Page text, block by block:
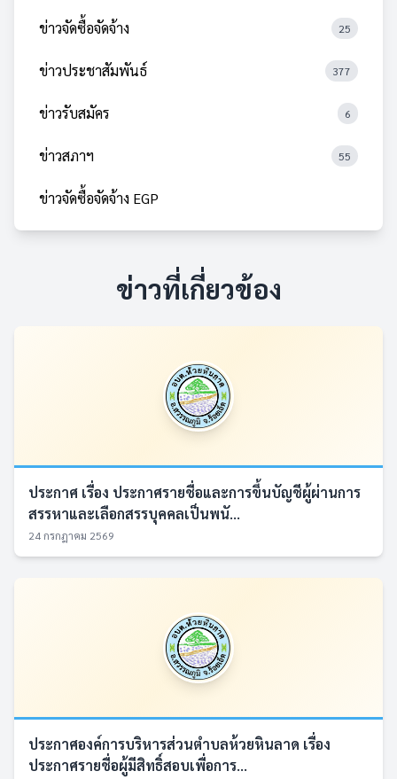
ข่าวจัดซื้อจัดจ้าง 25
ข่าวประชาสัมพันธ์ 377
ข่าวรับสมัคร 6
ข่าวสภาฯ 55
ข่าวจัดซื้อจัดจ้าง EGP
ข่าวที่เกี่ยวข้อง
ประกาศ เรื่อง ประกาศรายชื่อและการขึ้นบัญชีผู้ผ่านการ
สรรหาและเลือกสรรบุคคลเป็นพนั...
24 กรกฎาคม 2569
ประกาศองค์การบริหารส่วนตำบลห้วยหินลาด เรื่อง
ประกาศรายชื่อผู้มีสิทธิ์สอบเพื่อการ...